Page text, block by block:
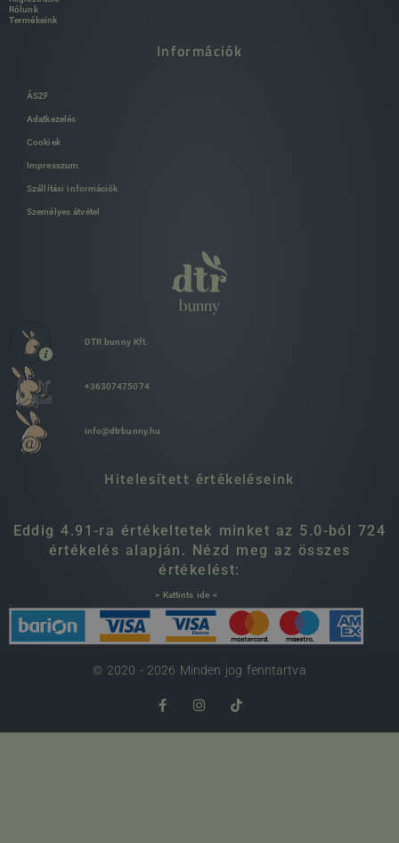
Rólunk
Termékeink
Információk
ÁSZF
Adatkezelés
Cookiek
Impresszum
Szállítási információk
Személyes átvétel
DTR bunny Kft.
+36307475074
info@dtrbunny.hu
Hitelesített értékeléseink
Eddig 4.91-ra értékeltetek minket az 5.0-ból 724
értékelés alapján. Nézd meg az összes
értékelést:
> Kattints ide <
© 2020 - 2026 Minden jog fenntartva